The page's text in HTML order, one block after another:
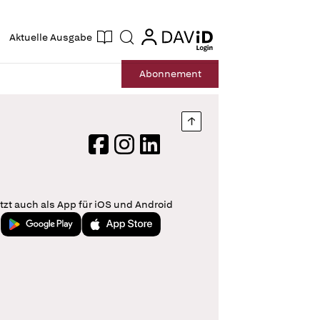
Aktuelle Ausgabe Suche login
login
Abonnement
Nach oben springen
FacebookInstagram
LinkedIn
auch als App für iOS und Android
Jetzt bei Google PlayLaden im App Store